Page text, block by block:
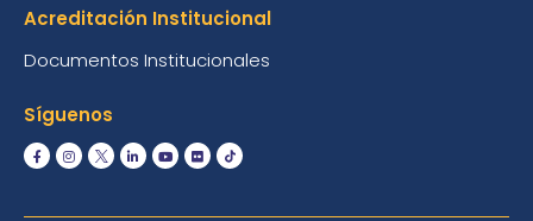
Acreditación Institucional
Documentos Institucionales
Síguenos